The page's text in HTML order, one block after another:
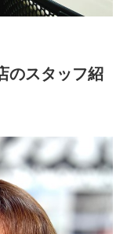
のスタッフ紹